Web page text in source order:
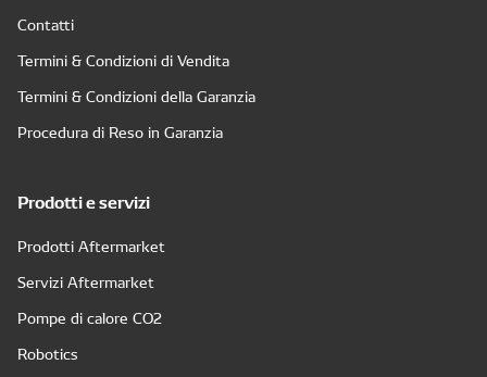
Contatti
Termini & Condizioni di Vendita
Termini & Condizioni della Garanzia
Procedura di Reso in Garanzia
Prodotti e servizi
Prodotti Aftermarket
Servizi Aftermarket
Pompe di calore CO2
Robotics